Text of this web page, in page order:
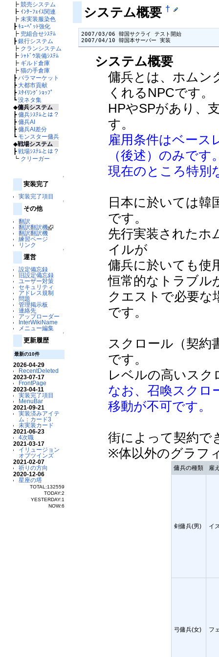
┣ 競売システム
┣ ｲﾝﾀｰﾌｪｲｽ関連
┣ 未実装服染色
┣ｷｭｰﾍﾟｯﾄ強化
┣ 兜組合せｼｽﾃﾑ
┣銀行システム
┣ クランシステム
┣ ｼｬﾄﾞｳ装備ｼｽﾃﾑ
┣ ギルド倉庫
┣ 猫の手倉庫
┣パラマーケット
┣ 大都市貢献
┣ ｽﾀｲﾘﾝｸﾞｼｮｯﾌﾟ
┗没ネタ集
◆傭兵システム
┣傭兵ｼｽﾃﾑとは？
┣傭兵AI
┣傭兵AI差分
┗ モンスター傭兵
◆戦場システム
┣戦場ｼｽﾃﾑとは？
┗ クリーガー
↑
実装完了
実装完了項目
↑
その他
翻訳
翻訳翻訳機
翻訳翻訳機
練習ページ
リンク
↑
運営
設定備忘録
旧設定備忘録
ユーザー対策
セキュリティ
アドレス規制
問題
管理掲示板
連絡先
アップローダー
InterWikiName
メニュー編集
↑
更新履歴
最新の10件
2026-04-29
RecentDeleted
2023-07-17
FrontPage
2023-04-11
実装完了項目
MenuBar
2021-09-21
実装済みアイテ
ム：カード3
未実装カード
2021-06-23
4次職
2021-03-17
イリュージョン
オブツインズ
2021-02-07
祈りの方向
2020-12-06
星座の塔
TOTAL:132559
TODAY:2
YESTERDAY:1
NOW:6
システム概要 †
2007/03/06 韓国サクライ テスト開始
2007/04/10 韓国本サーバー 実装
システム概要
傭兵とは、ホムン
くれるNPCです。
HPやSPがあり、
す。
雇用条件はベース
（後述）のみです
現在のところ特別
日本に於いては韓
です。
先行実装されたホ
イルが
傭兵に於いても使
恒常的なトラブル
クエストで必要な
です。
スクロール（契約
です。
レベルの高いスク
なお、召喚スクロ
移動が不可です。
街によって契約で
※体以外のグラフ
傭兵の種類 雇
剣傭兵(男) イ
弓傭兵(女) フ